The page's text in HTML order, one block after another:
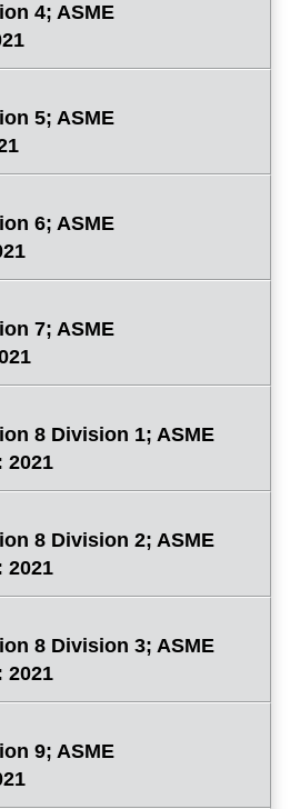
4; ASME
5; ASME
6; ASME
7; ASME
8 Division 1; ASME
2021
8 Division 2; ASME
2021
8 Division 3; ASME
2021
9; ASME